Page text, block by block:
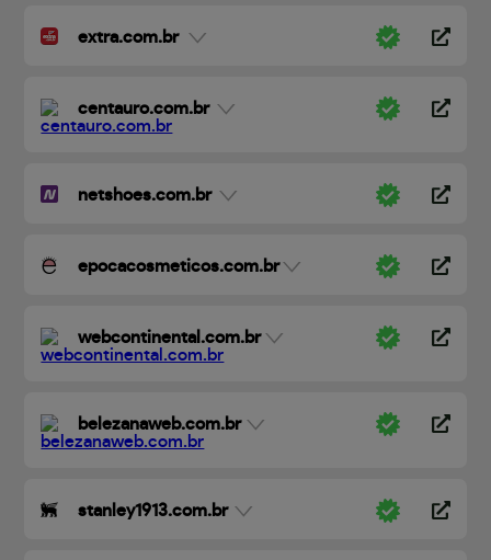
extra.com.br
centauro.com.br
netshoes.com.br
epocacosmeticos.com.br
webcontinental.com.br
belezanaweb.com.br
stanley1913.com.br